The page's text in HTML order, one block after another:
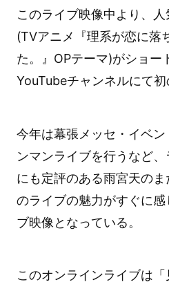
このライブ映像中より、人
(TVアニメ『理系が恋に落
た。』OPテーマ)がショー
YouTubeチャンネルにて初
今年は幕張メッセ・イベ
ンマンライブを行うなど
にも定評のある雨宮天の
のライブの魅力がすぐに
ブ映像となっている。
このオンラインライブは「